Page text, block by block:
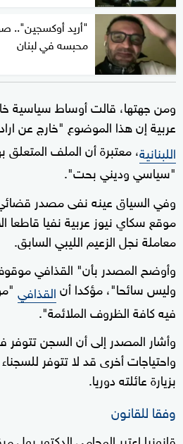
"أريد أوكسجين"..
محبسه في لبنان
ومن جهتها، قالت أوساط سياسية
عربية إن هذا الموضوع "خارج عن
اللبنانية، معتبرة أن الملف
"سياسي وديني بحت".
وفي السياق عينه نفى مصدر
موقع سكاي نيوز عربية نفيا قاطعا
معاملة نجل الزعيم الليبي السابق.
وأوضح المصدر بأن" القذافي
وليس سائحا"، مؤكدا أنالقذافي
فيه كافة الظروف الملائمة".
وأشار المصدر إلى أن السجن تتوفر
واحتياجات أخرى قد لا تتوفر
بزيارة عائلته دوريا.
وفقا للقانون